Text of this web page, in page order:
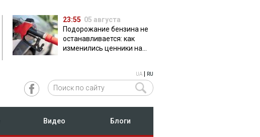
23:55 05 августа
Подорожание бензина не
останавливается: как
изменились ценники на
UA RU
Видео Блоги